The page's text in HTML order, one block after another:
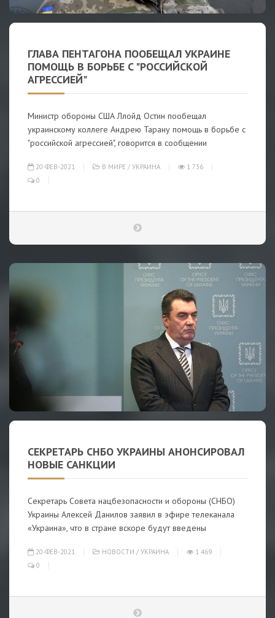
ГЛАВА ПЕНТАГОНА ПООБЕЩАЛ УКРАИНЕ
ПОМОЩЬ В БОРЬБЕ С "РОССИЙСКОЙ
АГРЕССИЕЙ"
Министр обороны США Ллойд Остин пообещал
украинскому коллеге Андрею Тарану помощь в борьбе с
"российской агрессией", говорится в сообщении
20-ФЕВ-2021 В МИРЕ / УКРАИНА
1 736
0
СЕКРЕТАРЬ СНБО УКРАИНЫ АНОНСИРОВАЛ
НОВЫЕ САНКЦИИ
Секретарь Совета нацбезопасности и обороны (СНБО)
Украины Алексей Данилов заявил в эфире телеканала
«Украина», что в стране вскоре будут введены
20-ФЕВ-2021 НОВОСТИ / УКРАИНА
1 469
0